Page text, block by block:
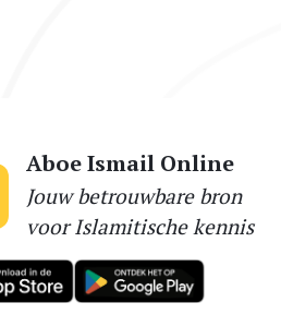
Aboe Ismail Online
Jouw betrouwbare bron
voor Islamitische kennis